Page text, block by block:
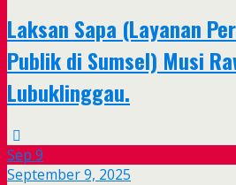
Laksan Sapa (Layanan
Publik di Sumsel) Musi
Lubuklinggau.
Sep 9
September 9, 2025